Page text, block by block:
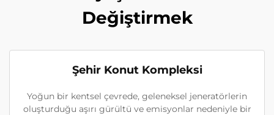
Değiştirmek
Şehir Konut Kompleksi
Yoğun bir kentsel çevrede, geleneksel jeneratörlerin
oluşturduğu aşırı gürültü ve emisyonlar nedeniyle bir